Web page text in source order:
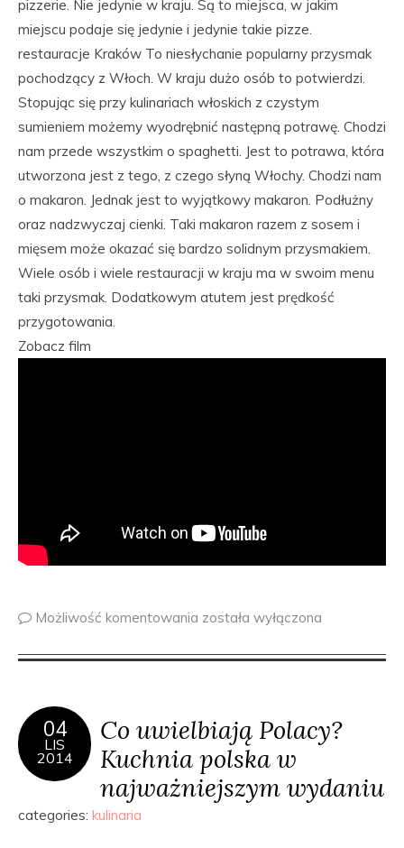
pizzerie. Nie jedynie w kraju. Są to miejsca, w jakim
miejscu podaje się jedynie i jedynie takie pizze.
restauracje Kraków To niesłychanie popularny przysmak
pochodzący z Włoch. W kraju dużo osób to potwierdzi.
Stopując się przy kulinariach włoskich z czystym
sumieniem możemy wyodrębnić następną potrawę. Chodzi
nam przede wszystkim o spaghetti. Jest to potrawa, która
utworzona jest z tego, z czego słyną Włochy. Chodzi nam
o makaron. Jednak jest to wyjątkowy makaron. Podłużny
oraz nadzwyczaj cienki. Taki makaron razem z sosem i
mięsem może okazać się bardzo solidnym przysmakiem.
Wiele osób i wiele restauracji w kraju ma w swoim menu
taki przysmak. Dodatkowym atutem jest prędkość
przygotowania.
Zobacz film
Możliwość komentowania została wyłączona
04
LIS
2014
Co uwielbiają Polacy?
Kuchnia polska w
najważniejszym wydaniu
categories: kulinaria